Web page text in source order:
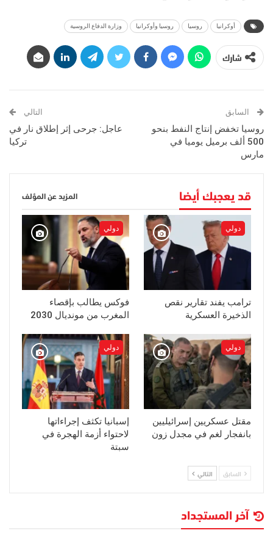
أوكرانيا روسيا روسيا وأوكرانيا وزارة الدفاع الروسية
شارك
السابق
روسيا تخفض إنتاج النفط بنحو
500 ألف برميل يوميا في
مارس
التالي
عاجل: جرحى إثر إطلاق نار في
تركيا
قد يعجبك أيضا المزيد عن المؤلف
دولي
ترامب يفند تقارير نقص
الذخيرة العسكرية
دولي
فوكس يطالب بإقصاء
المغرب من مونديال 2030
دولي
مقتل عسكريين إسرائيليين
بانفجار لغم في مجدل زون
دولي
إسبانيا تكثف إجراءاتها
لاحتواء أزمة الهجرة في
سبتة
السابق التالي
آخر المستجداد